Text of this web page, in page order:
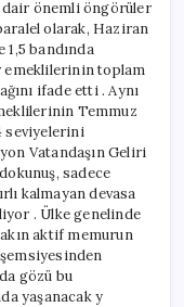
önemli öngörüler
olarak, Haziran
1,5 bandında
emeklilerinin toplam
ifade etti . Aynı
Temmuz
seviyelerini
Vatandaşın Geliri
sadece
kalmayan devasa
. Ülke genelinde
aktif memurun
gözü bu
yaşanacak y